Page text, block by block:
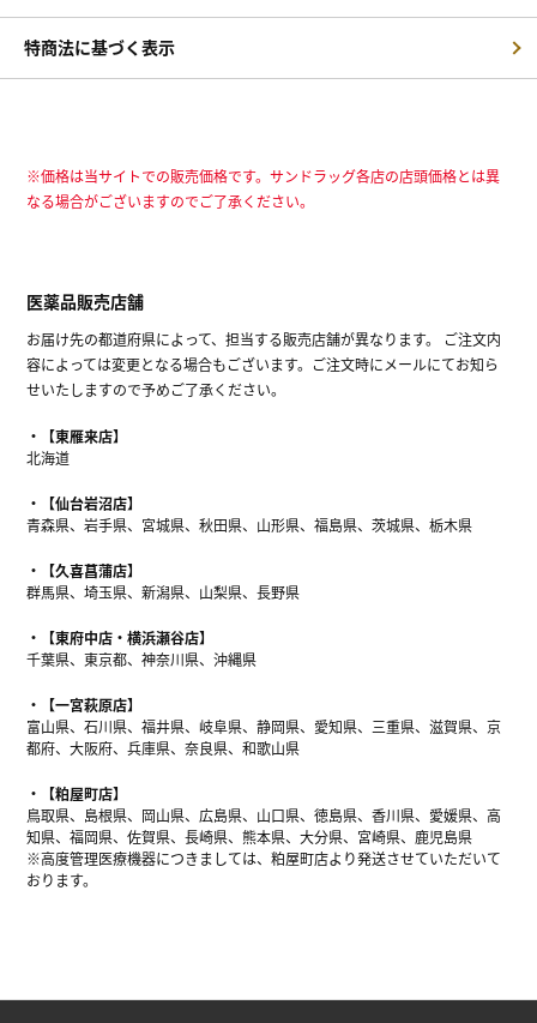
特商法に基づく表示
※価格は当サイトでの販売価格です。サンドラッグ各店の店頭価格とは異
なる場合がございますのでご了承ください。
医薬品販売店舗
お届け先の都道府県によって、担当する販売店舗が異なります。 ご注文内
容によっては変更となる場合もございます。ご注文時にメールにてお知ら
せいたしますので予めご了承ください。
【東雁来店】
北海道
【仙台岩沼店】
青森県、岩手県、宮城県、秋田県、山形県、福島県、茨城県、栃木県
【久喜菖蒲店】
群馬県、埼玉県、新潟県、山梨県、長野県
【東府中店・横浜瀬谷店】
千葉県、東京都、神奈川県、沖縄県
【一宮萩原店】
富山県、石川県、福井県、岐阜県、静岡県、愛知県、三重県、滋賀県、京
都府、大阪府、兵庫県、奈良県、和歌山県
【粕屋町店】
鳥取県、島根県、岡山県、広島県、山口県、徳島県、香川県、愛媛県、高
知県、福岡県、佐賀県、長崎県、熊本県、大分県、宮崎県、鹿児島県
※高度管理医療機器につきましては、粕屋町店より発送させていただいて
おります。